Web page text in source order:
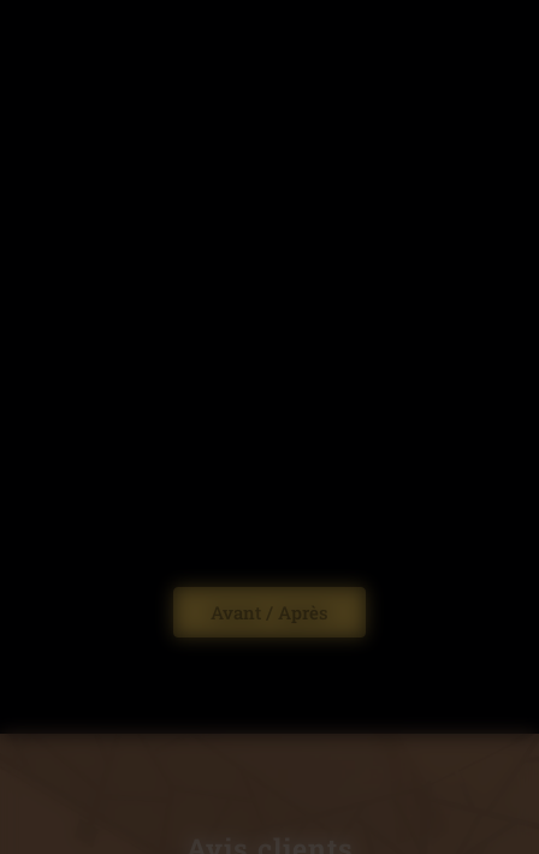
Avant / Après